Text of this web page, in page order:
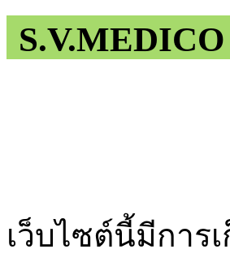
เว็บไซต์นี้มีกา